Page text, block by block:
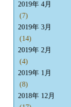
2019年 4月
(7)
2019年 3月
(14)
2019年 2月
(4)
2019年 1月
(8)
2018年 12月